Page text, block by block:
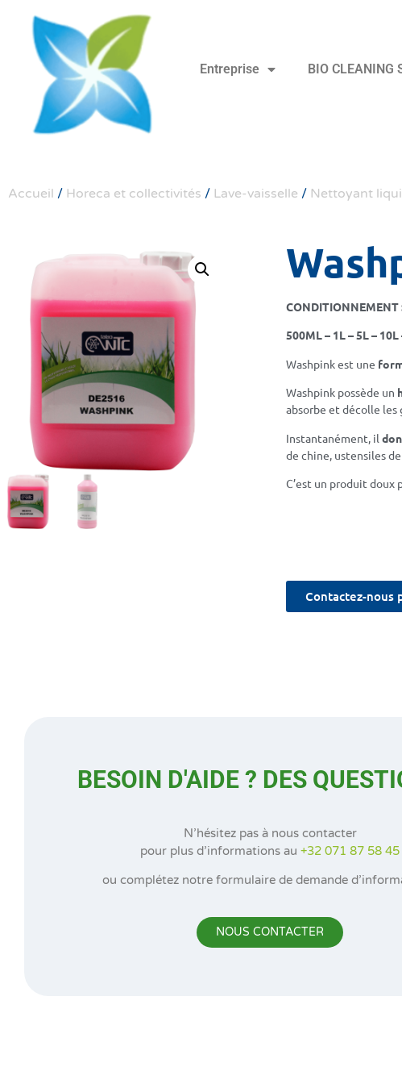
Entreprise BIO CLEANING
Accueil / Horeca et collectivités / Lave-vaisselle / Nettoyant
CONDITIONNEMENT
500ML – 1L – 5L – 10L
Washpink est une
Washpink possède un
absorbe et décolle les
Instantanément, il
de chine, ustensiles
C’est un produit doux
Contactez-nous
BESOIN D'AIDE ? DES
N’hésitez pas à nous contacter
pour plus d’informations au +32 071 87 58 45
ou complétez notre formulaire de demande
NOUS CONTACTER